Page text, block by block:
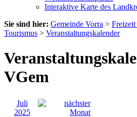
Interaktive Karte des
Sie sind hier: Gemeinde Vorra >
Tourismus > Veranstaltungskalender
VGem
Juli
2025